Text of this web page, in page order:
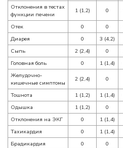
Отклонения в тестах
функции печени
1 (1,2) 0
Отек 0 0
Диарея
0 3 (4,2)
Сыпь
2 (2,4) 0
Головная боль
0 1 (1,4)
Желудочно-
кишечные симптомы
2 (2,4) 0
Тошнота 1 (1,2) 1 (1,4)
Одышка
1 (1,2) 0
Отклонения на ЭКГ
0 1 (1,4)
Тахикардия
0 1 (1,4)
Брадикардия
0 0